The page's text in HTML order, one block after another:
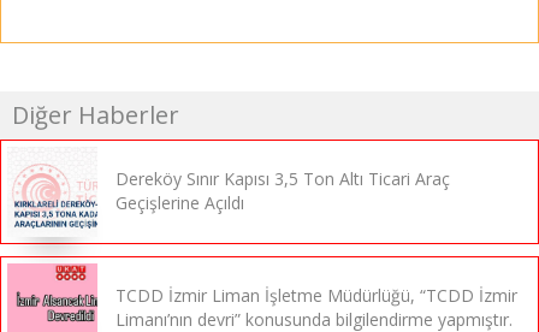
Diğer Haberler
Dereköy Sınır Kapısı 3,5 Ton Altı Ticari Araç
Geçişlerine Açıldı
TCDD İzmir Liman İşletme Müdürlüğü, “TCDD İzmir
Limanı’nın devri” konusunda bilgilendirme yapmıştır.